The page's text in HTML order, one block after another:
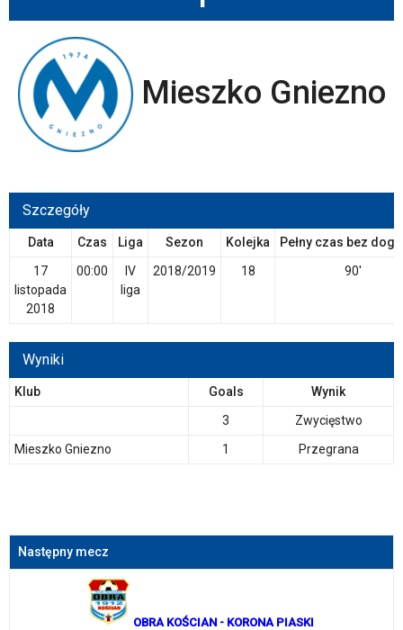
Mieszko Gniezno
Szczegóły
Data Czas Liga Sezon Kolejka
Pełny czas bez
17
listopada
2018
00:00
IV
liga
2018/2019 18 90'
Wyniki
Klub Goals
Wynik
3
Zwycięstwo
Mieszko Gniezno
1 Przegrana
Następny mecz
OBRA KOŚCIAN - KORONA PIASKI